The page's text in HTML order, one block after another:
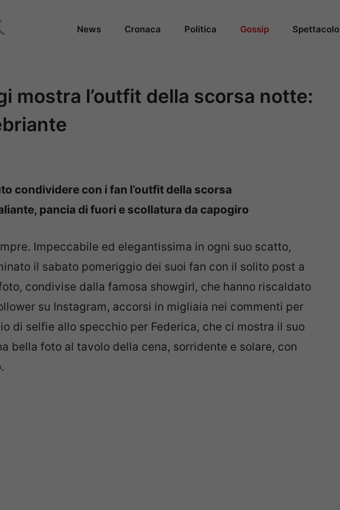
News Cronaca Politica Gossip Spettacolo
mostra l’outfit della scorsa notte:
condividere con i fan l’outfit della scorsa
pancia di fuori e scollatura da capogiro
Impeccabile ed elegantissima in ogni suo scatto,
il sabato pomeriggio dei suoi fan con il solito post a
condivise dalla famosa showgirl, che hanno riscaldato
su Instagram, accorsi in migliaia nei commenti per
di selfie allo specchio per Federica, che ci mostra il suo
bella foto al tavolo della cena, sorridente e solare, con